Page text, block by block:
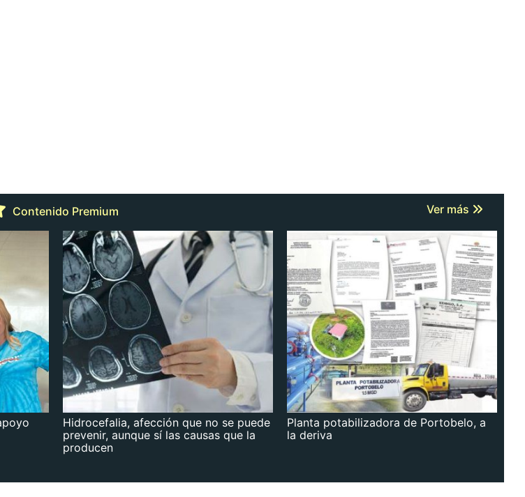
Contenido Premium Ver más
Hidrocefalia, afección que no se puede
prevenir, aunque sí las causas que la
producen
Planta potabilizadora de Portobelo, a
la deriva